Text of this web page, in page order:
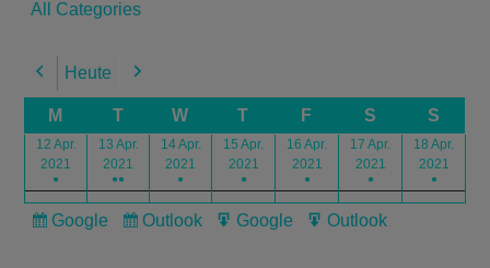
All Categories
Previous
Heute Next
M T W T F S S
12 Apr.
2021
●
13 Apr.
2021
●●
14 Apr.
2021
●
15 Apr.
2021
●
16 Apr.
2021
●
17 Apr.
2021
●
18 Apr.
2021
●
Subscribe
Google
Subscribe
Outlook
Export
Google
Export
Outlook